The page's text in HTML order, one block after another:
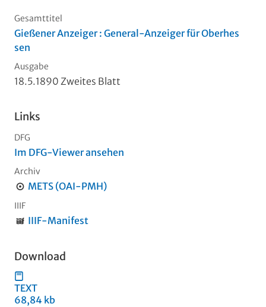
Gesamttitel
Gießener Anzeiger : General-Anzeiger für Oberhes
sen
Ausgabe
18.5.1890 Zweites Blatt
Links
DFG
Im DFG-Viewer ansehen
Archiv
METS (OAI-PMH)
IIIF
IIIF-Manifest
Download
TEXT
68,84 kb